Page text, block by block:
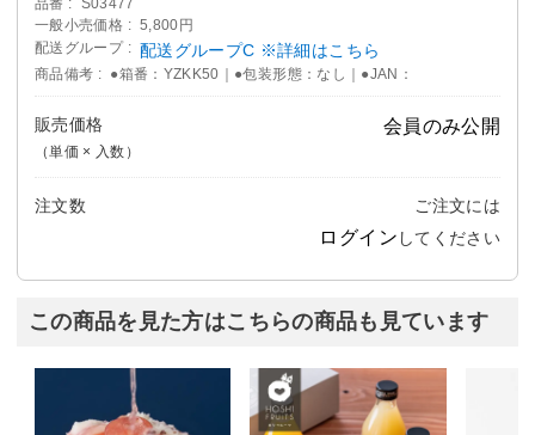
品番
S03477
一般小売価格
5,800円
配送グループ
配送グループC ※詳細はこちら
商品備考 ●箱番：YZKK50｜●包装形態：なし｜●JAN：
販売価格
（単価 × 入数）
会員のみ公開
注文数 ご注文には
ログイン してください
この商品を見た方はこちらの商品も見ています